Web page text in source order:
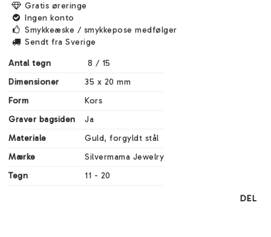
Gratis øreringe
Ingen konto
Smykkeæske / smykkepose medfølger
Sendt fra Sverige
Antal tegn
8 / 15
Dimensioner
35 x 20 mm
Form
Kors
Graver bagsiden
Ja
Materiale
Guld, forgyldt stål
Mærke
Silvermama Jewelry
Tegn
11 - 20
DEL